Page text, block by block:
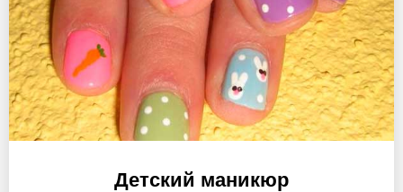
Детский маникюр